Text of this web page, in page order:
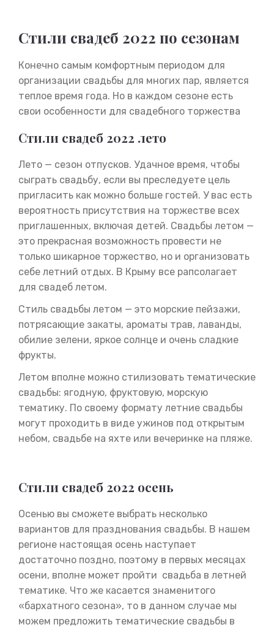
Стили свадеб 2022 по сезонам
Конечно самым комфортным периодом для
организации свадьбы для многих пар, является
теплое время года. Но в каждом сезоне есть
свои особенности для свадебного торжества
Стили свадеб 2022 лето
Лето — сезон отпусков. Удачное время, чтобы
сыграть свадьбу, если вы преследуете цель
пригласить как можно больше гостей. У вас есть
вероятность присутствия на торжестве всех
приглашенных, включая детей. Свадьбы летом —
это прекрасная возможность провести не
только шикарное торжество, но и организовать
себе летний отдых. В Крыму все рапсолагает
для свадеб летом.
Стиль свадьбы летом — это морские пейзажи,
потрясающие закаты, ароматы трав, лаванды,
обилие зелени, яркое солнце и очень сладкие
фрукты.
Летом вполне можно стилизовать тематические
свадьбы: ягодную, фруктовую, морскую
тематику. По своему формату летние свадьбы
могут проходить в виде ужинов под открытым
небом, свадьбе на яхте или вечеринке на пляже.
Стили свадеб 2022 осень
Осенью вы сможете выбрать несколько
вариантов для празднования свадьбы. В нашем
регионе настоящая осень наступает
достаточно поздно, поэтому в первых месяцах
осени, вполне может пройти свадьба в летней
тематике. Что же касается знаменитого
«бархатного сезона», то в данном случае мы
можем предложить тематические свадьбы в